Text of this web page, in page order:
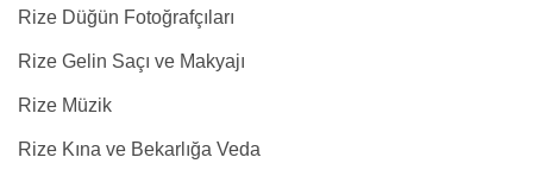
Rize Düğün Fotoğrafçıları
Rize Gelin Saçı ve Makyajı
Rize Müzik
Rize Kına ve Bekarlığa Veda